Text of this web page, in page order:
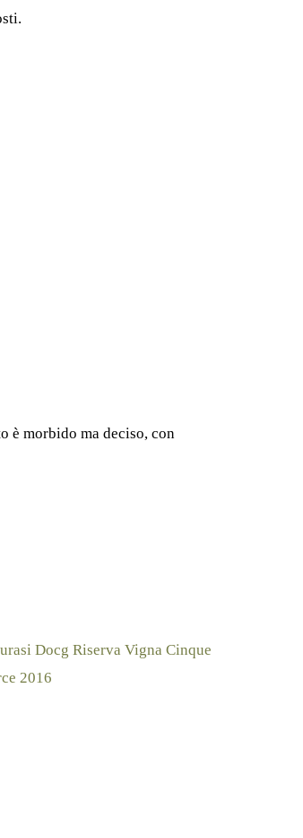
è morbido ma deciso, con